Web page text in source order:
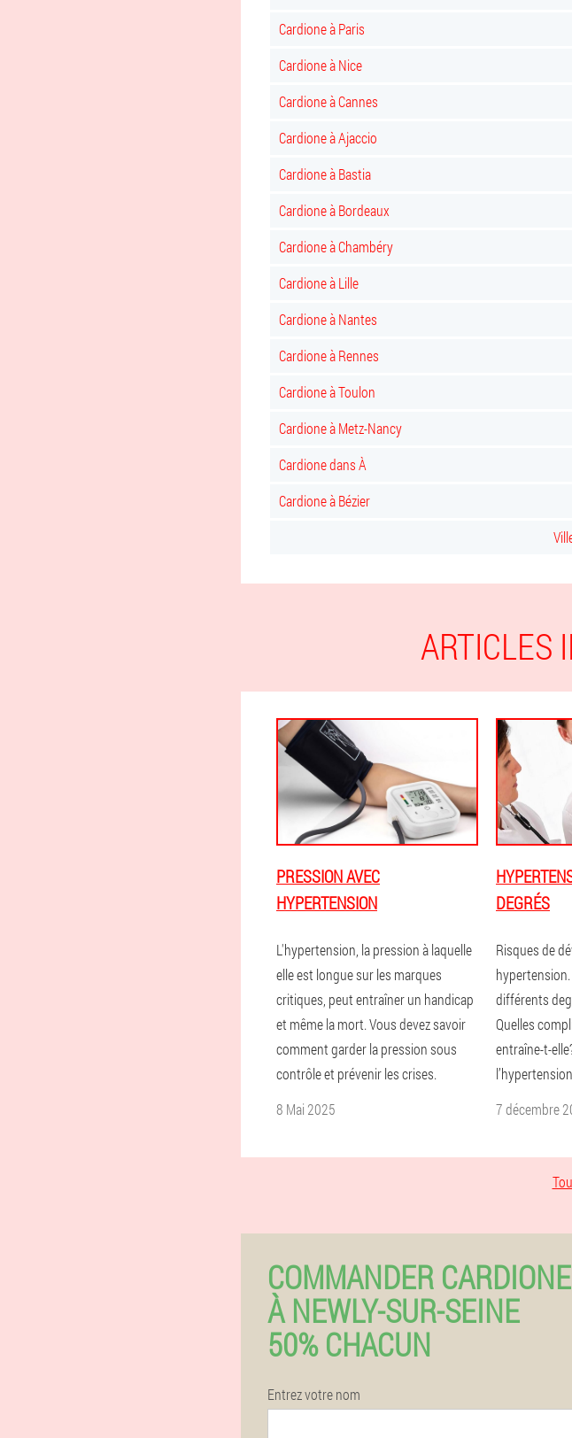
Cardione à Paris
Cardione à Nice
Cardione à Cannes
Cardione à Ajaccio
Cardione à Bastia
Cardione à Bordeaux
Cardione à Chambéry
Cardione à Lille
Cardione à Nantes
Cardione à Rennes
Cardione à Toulon
Cardione à Metz-Nancy
Cardione dans À
Cardione à Bézier
ARTICLES
PRESSION AVEC
HYPERTENSION
L'hypertension, la pression à laquelle
elle est longue sur les marques
critiques, peut entraîner un handicap
et même la mort. Vous devez savoir
comment garder la pression sous
contrôle et prévenir les crises.
8 Mai 2025
DEGRÉS
Risques de
différents
Quelles
entraîne-t-
7 décembre
COMMANDER CARDIONE
À NEWLY-SUR-SEINE
50% CHACUN
Entrez votre nom